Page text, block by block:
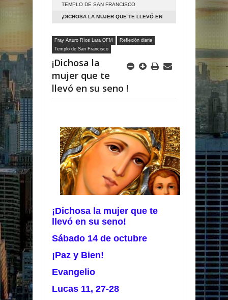
TEMPLO DE SAN FRANCISCO
¡DICHOSA LA MUJER QUE TE LLEVÓ EN
Fray Arturo Ríos Lara OFM
Reflexión diaria
Templo de San Francisco
¡Dichosa la
mujer que te
llevó en su seno !
¡Dichosa la mujer que te
llevó en su seno!
Sábado 14 de octubre
¡Paz y Bien!
Evangelio
Lucas 11, 27-28